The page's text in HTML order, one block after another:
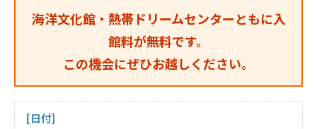
海洋文化館・熱帯ドリームセンターともに入
館料が無料です。
この機会にぜひお越しください。
[日付]